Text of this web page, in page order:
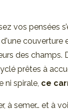
vos pensées
couverture
des champs.
prêtes à
ni spirale, ce
à semer… et à